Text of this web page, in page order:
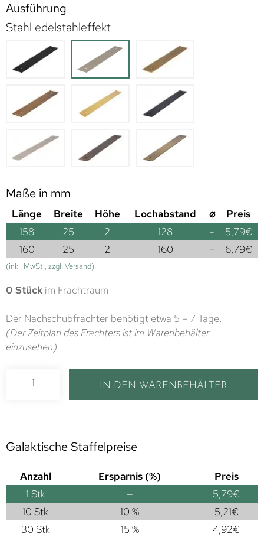
Ausführung
Stahl edelstahleffekt
Maße in mm
Länge Breite Höhe Lochabstand ⌀
Preis
158
25 2 128 - 5,79€
160
25 2 160 - 6,79€
(inkl. MwSt., zzgl. Versand)
0 Stück im Frachtraum
Der Nachschubfrachter benötigt etwa 5 – 7 Tage.
(Der Zeitplan des Frachters ist im Warenbehälter
einzusehen)
IN DEN WARENBEHÄLTER
Galaktische Staffelpreise
Anzahl Ersparnis (%)
Preis
1 Stk — 5,79€
10 Stk
10 % 5,21€
30 Stk
15 % 4,92€